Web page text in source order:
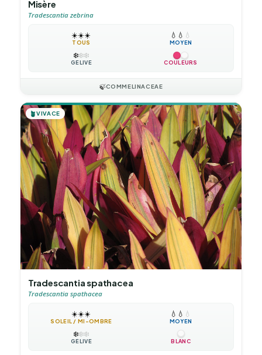
Misère
Tradescantia zebrina
☀️☀️☀️
TOUS
💧 💧 💧
MOYEN
❄️❄️❄️
GÉLIVE COULEURS
🍃COMMELINACEAE
🪴VIVACE
Tradescantia spathacea
Tradescantia spathacea
☀️☀️☀️
SOLEIL / MI-OMBRE
💧 💧 💧
MOYEN
❄️❄️❄️
GÉLIVE BLANC